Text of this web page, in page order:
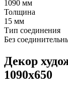
1090 мм
Толщина
15 мм
Тип соединения
Без
Декор
1090х650